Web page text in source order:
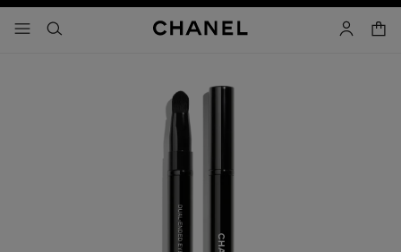
- navegación principal
buscar cuenta